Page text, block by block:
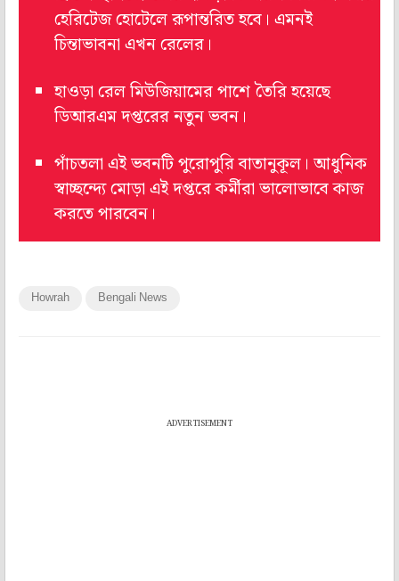
হেরিটেজ হোটেলে রূপান্তরিত হবে। এমনই
চিন্তাভাবনা এখন রেলের।
হাওড়া রেল মিউজিয়ামের পাশে তৈরি হয়েছে
ডিআরএম দপ্তরের নতুন ভবন।
পাঁচতলা এই ভবনটি পুরোপুরি বাতানুকূল। আধুনিক
স্বাচ্ছন্দ্যে মোড়া এই দপ্তরে কর্মীরা ভালোভাবে কাজ
করতে পারবেন।
Howrah Bengali News
ADVERTISEMENT